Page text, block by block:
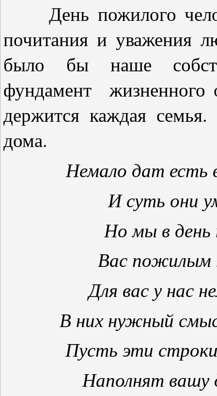
День пожилого
почитания и уважения
было бы наше
фундамент жизненного
держится каждая
дома.
Немало дат есть
И суть они
Но мы в день
Вас пожилым
Для вас у нас
В них нужный
Пусть эти
Наполнят